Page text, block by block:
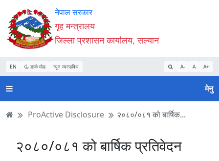
Accessibility
Mode
सुरु
गर्नुहोस्
सामाग्री
पढ्नुहाेस्
नेभिगेसन
पढ्नुहाेस्
वेबसाइट
खोजमा
जानुहोस्
नेपाल सरकार
गृह मन्त्रालय
जिल्ला प्रशासन कार्यालय, सल्यान
EN डार्क मोड न्यून व्यान्डविथ A- A A+
मेनु
ProActive Disclosure २०८०/०८१ को बार्षिक...
२०८०/०८१ को बार्षिक प्रतिवेदन